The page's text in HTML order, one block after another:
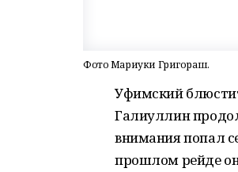
Фото Мариуки Григораш.
Уфимский
Галиуллин
внимания попал
прошлом рейде он